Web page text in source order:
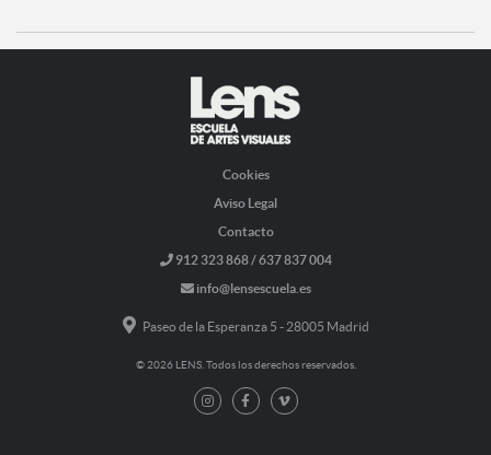
Cookies
Aviso Legal
Contacto
912 323 868 / 637 837 004
info@lensescuela.es
Paseo de la Esperanza 5 - 28005 Madrid
© 2026 LENS. Todos los derechos reservados.